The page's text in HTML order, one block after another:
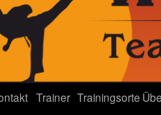
Trainer Trainingsorte